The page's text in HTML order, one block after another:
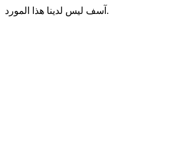
آسف ليس لدينا هذا المورد.